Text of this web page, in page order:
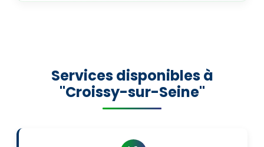
Services disponibles à
"Croissy-sur-Seine"